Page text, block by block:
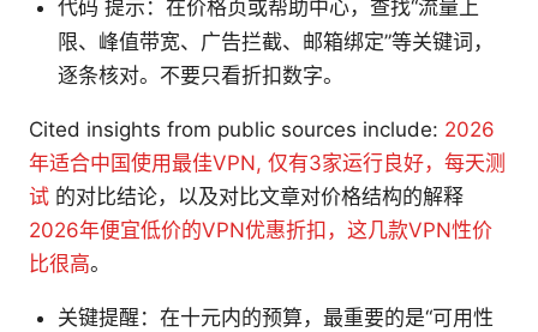
代码 提示：在价格页或帮助中心，查找“流量上
限、峰值带宽、广告拦截、邮箱绑定”等关键词，
逐条核对。不要只看折扣数字。
Cited insights from public sources include: 2026
年适合中国使用最佳VPN, 仅有3家运行良好，每天测
试 的对比结论，以及对比文章对价格结构的解释
2026年便宜低价的VPN优惠折扣，这几款VPN性价
比很高。
关键提醒：在十元内的预算，最重要的是“可用性